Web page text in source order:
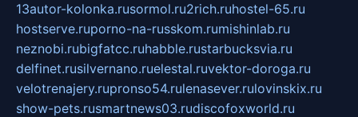
13autor-kolonka.rusormol.ru2rich.ruhostel-65.ru
hostserve.ruporno-na-russkom.rumishinlab.ru
neznobi.rubigfatcc.ruhabble.rustarbucksvia.ru
delfinet.rusilvernano.ruelestal.ruvektor-doroga.ru
velotrenajery.rupronso54.rulenasever.rulovinskix.ru
show-pets.rusmartnews03.rudiscofoxworld.ru